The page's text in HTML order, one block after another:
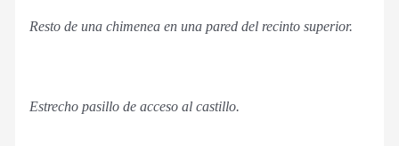
Resto de una chimenea en una pared del recinto superior.
Estrecho pasillo de acceso al castillo.